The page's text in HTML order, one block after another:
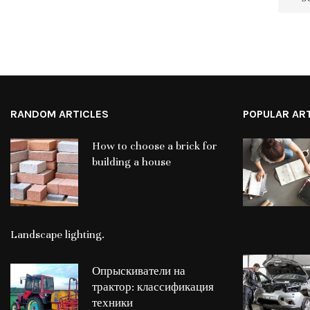
RANDOM ARTICLES
How to choose a brick for
building a house
Landscape lighting.
Опрыскиватели на
трактор: классификация
техники
POPULAR